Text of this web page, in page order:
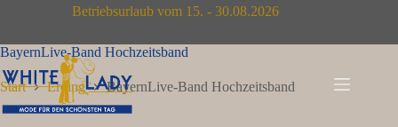
Betriebsurlaub vom 15. - 30.08.2026
BayernLive-Band Hochzeitsband
Start Erding BayernLive-Band Hochzeitsband